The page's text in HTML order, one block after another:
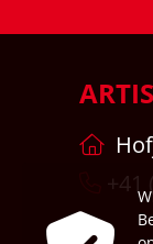
+41